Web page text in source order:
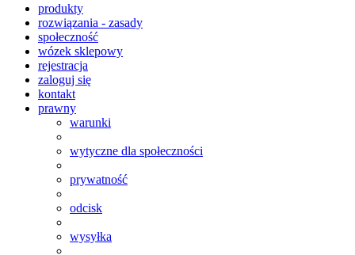
produkty
rozwiązania - zasady
społeczność
wózek sklepowy
rejestracja
zaloguj się
kontakt
prawny
warunki
wytyczne dla społeczności
prywatność
odcisk
wysyłka